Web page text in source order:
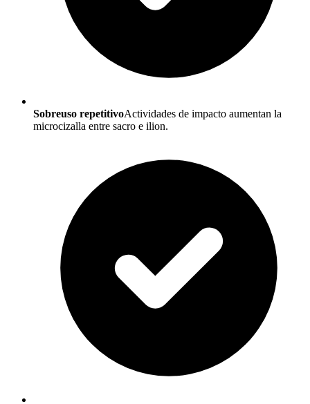
Sobreuso repetitivoActividades de impacto aumentan la
microcizalla entre sacro e ilion.